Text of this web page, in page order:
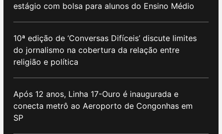
estágio com bolsa para alunos do Ensino Médio
10ª edição de ‘Conversas Difíceis’ discute limites
do jornalismo na cobertura da relação entre
religião e política
Após 12 anos, Linha 17-Ouro é inaugurada e
conecta metrô ao Aeroporto de Congonhas em
SP